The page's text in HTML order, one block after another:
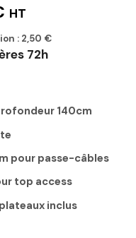
HT
: 2,50 €
72h
140cm
pour passe-câbles
top access
inclus